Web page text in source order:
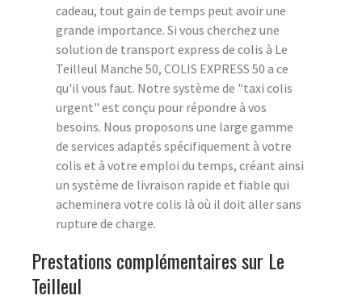
cadeau, tout gain de temps peut avoir une
grande importance. Si vous cherchez une
solution de transport express de colis à Le
Teilleul Manche 50, COLIS EXPRESS 50 a ce
qu'il vous faut. Notre système de "taxi colis
urgent" est conçu pour répondre à vos
besoins. Nous proposons une large gamme
de services adaptés spécifiquement à votre
colis et à votre emploi du temps, créant ainsi
un système de livraison rapide et fiable qui
acheminera votre colis là où il doit aller sans
rupture de charge.
Prestations complémentaires sur Le
Teilleul